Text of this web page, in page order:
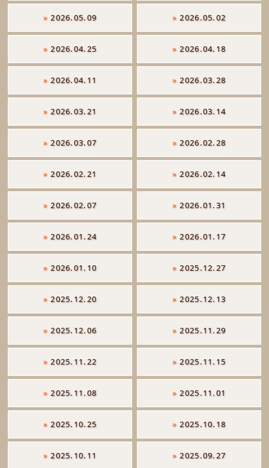
» 2026.05.09 » 2026.05.02
» 2026.04.25 » 2026.04.18
» 2026.04.11 » 2026.03.28
» 2026.03.21 » 2026.03.14
» 2026.03.07 » 2026.02.28
» 2026.02.21 » 2026.02.14
» 2026.02.07 » 2026.01.31
» 2026.01.24 » 2026.01.17
» 2026.01.10 » 2025.12.27
» 2025.12.20 » 2025.12.13
» 2025.12.06 » 2025.11.29
» 2025.11.22 » 2025.11.15
» 2025.11.08 » 2025.11.01
» 2025.10.25 » 2025.10.18
» 2025.10.11 » 2025.09.27